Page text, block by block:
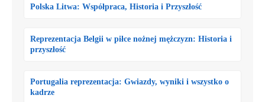
Polska Litwa: Współpraca, Historia i Przyszłość
Reprezentacja Belgii w piłce nożnej mężczyzn: Historia i
przyszłość
Portugalia reprezentacja: Gwiazdy, wyniki i wszystko o
kadrze